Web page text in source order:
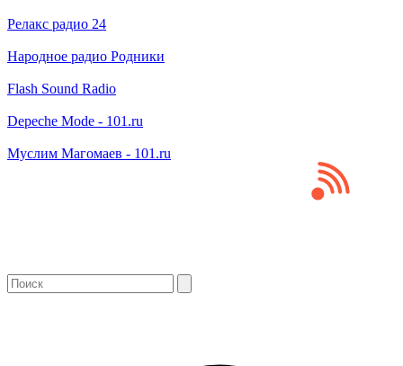
Релакс радио 24
Народное радио Родники
Flash Sound Radio
Depeche Mode - 101.ru
Муслим Магомаев - 101.ru